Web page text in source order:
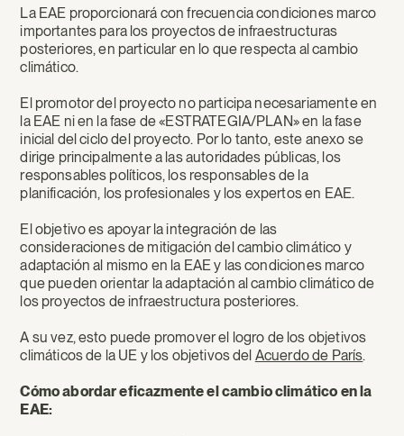
La EAE proporcionará con frecuencia condiciones marco
importantes para los proyectos de infraestructuras
posteriores, en particular en lo que respecta al cambio
climático.
El promotor del proyecto no participa necesariamente en
la EAE ni en la fase de «ESTRATEGIA/PLAN» en la fase
inicial del ciclo del proyecto. Por lo tanto, este anexo se
dirige principalmente a las autoridades públicas, los
responsables políticos, los responsables de la
planificación, los profesionales y los expertos en EAE.
El objetivo es apoyar la integración de las
consideraciones de mitigación del cambio climático y
adaptación al mismo en la EAE y las condiciones marco
que pueden orientar la adaptación al cambio climático de
los proyectos de infraestructura posteriores.
A su vez, esto puede promover el logro de los objetivos
climáticos de la UE y los objetivos del Acuerdo de París.
Cómo abordar eficazmente el cambio climático en la
EAE: